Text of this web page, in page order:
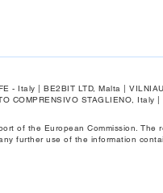
- Italy | BE2BIT LTD, Malta |
COMPRENSIVO STAGLIENO, Italy
of the European Commission.
further use of the information